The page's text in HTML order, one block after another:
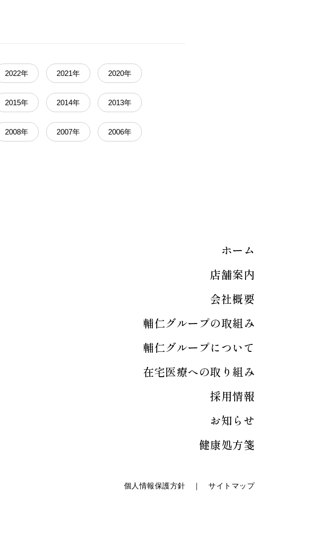
2022年 2021年 2020年
2015年 2014年 2013年
2008年 2007年 2006年
ホーム
店舗案内
会社概要
輔仁グループの取組み
輔仁グループについて
在宅医療への取り組み
採用情報
お知らせ
健康処方箋
個人情報保護方針 ｜ サイトマップ